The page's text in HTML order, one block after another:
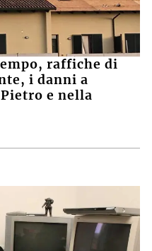
raffiche di
i danni a
e nella